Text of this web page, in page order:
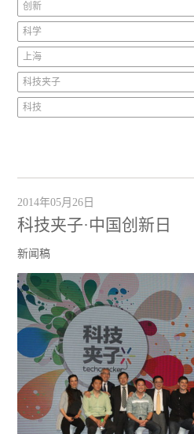
创新
科学
上海
科技夹子
科技
2014年05月26日
科技夹子·中国创新日
新闻稿